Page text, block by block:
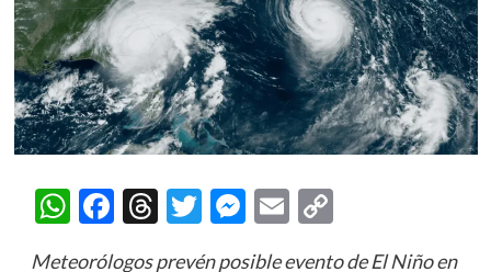
WhatsApp
Facebook
Threads
Twitter
Messenger
EmailCopy
Meteorólogos prevén posible evento de El Niño en